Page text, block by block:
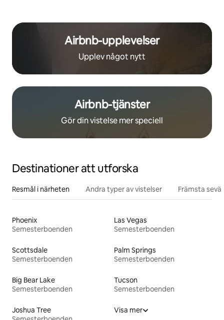
Airbnb-upplevelser
Upplev något nytt
Airbnb-tjänster
Gör din vistelse mer speciell
Destinationer att utforska
Resmål i närheten Andra typer av vistelser Främsta
Phoenix
Semesterboenden
Las Vegas
Semesterboenden
Scottsdale
Semesterboenden
Palm Springs
Semesterboenden
Big Bear Lake
Semesterboenden
Tucson
Semesterboenden
Joshua Tree
Visa mer